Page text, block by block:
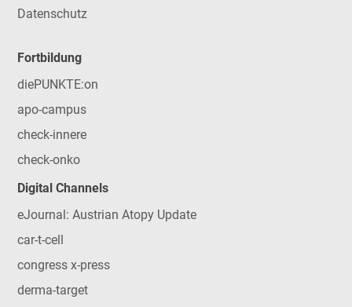
Datenschutz
Fortbildung
diePUNKTE:on
apo-campus
check-innere
check-onko
Digital Channels
eJournal: Austrian Atopy Update
car-t-cell
congress x-press
derma-target